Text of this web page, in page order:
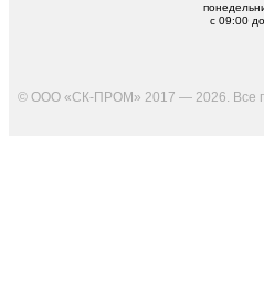
с 09:00
© ООО «СК-ПРОМ» 2017 — 2026. Все